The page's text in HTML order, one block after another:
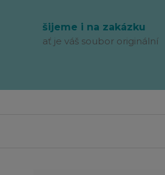
šijeme i na zakázku
ať je váš soubor originální